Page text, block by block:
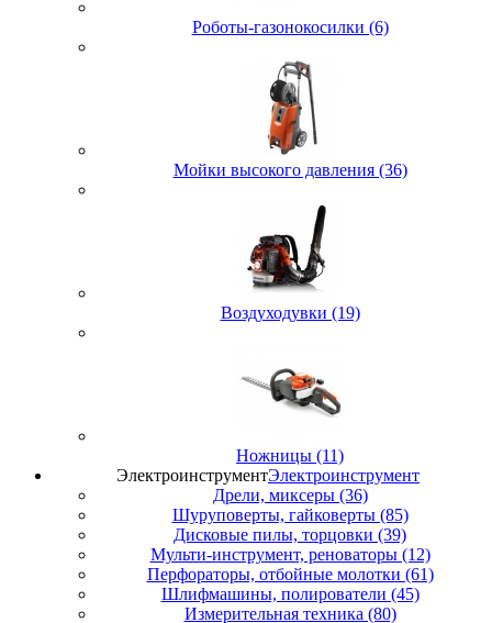
Роботы-газонокосилки (6)
Мойки высокого давления (36)
Воздуходувки (19)
Ножницы (11)
ЭлектроинструментЭлектроинструмент
Дрели, миксеры (36)
Шуруповерты, гайковерты (85)
Дисковые пилы, торцовки (39)
Мульти-инструмент, реноваторы (12)
Перфораторы, отбойные молотки (61)
Шлифмашины, полирователи (45)
Измерительная техника (80)